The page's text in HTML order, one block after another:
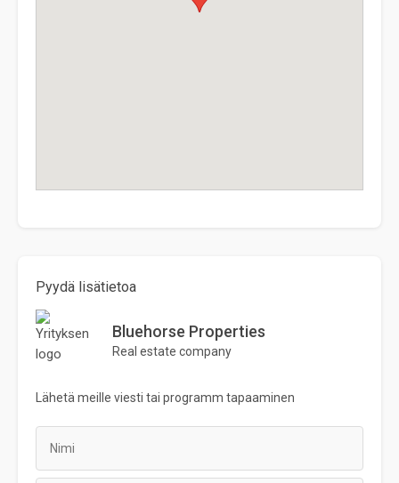
Pyydä lisätietoa
Bluehorse Properties
Real estate company
Lähetä meille viesti tai programm tapaaminen